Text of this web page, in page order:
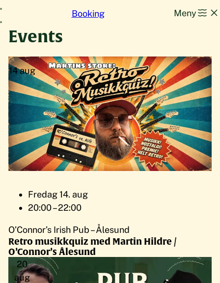
Hopp
til
innhold
Booking Meny
Events
14aug
Fredag 14. aug
20:00 – 22:00
O’Connor’s Irish Pub – Ålesund
Retro musikkquiz med Martin Hildre /
O’Connor’s Ålesund
20
aug